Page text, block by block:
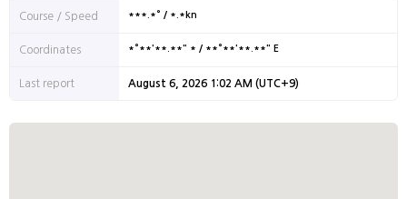
Course / Speed ***.*° / *.*kn
Coordinates *°**'**.**" * / **°**'**.**" E
Last report August 6, 2026 1:02 AM (UTC+9)